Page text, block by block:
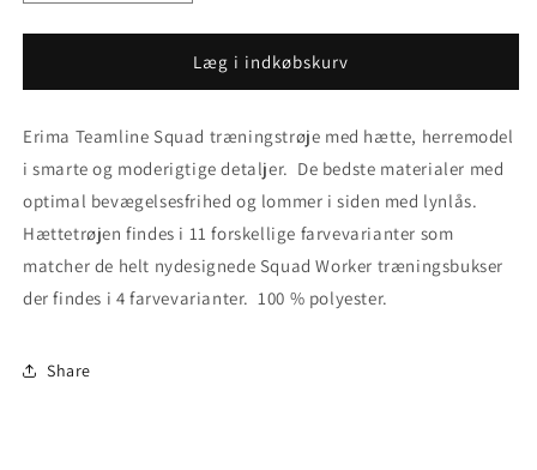
antallet
for
str.
Erima
teamline
Squad
træningstrøje
med
hætte
antallet
for
Outlet
str.
Erima
teamline
Squad
træningstrøje
med
hætte
Læg i indkøbskurv
Erima Teamline Squad træningstrøje med hætte, herremodel
i smarte og moderigtige detaljer. De bedste materialer med
optimal bevægelsesfrihed og lommer i siden med lynlås.
Hættetrøjen findes i 11 forskellige farvevarianter som
matcher de helt nydesignede Squad Worker træningsbukser
der findes i 4 farvevarianter. 100 % polyester.
Share